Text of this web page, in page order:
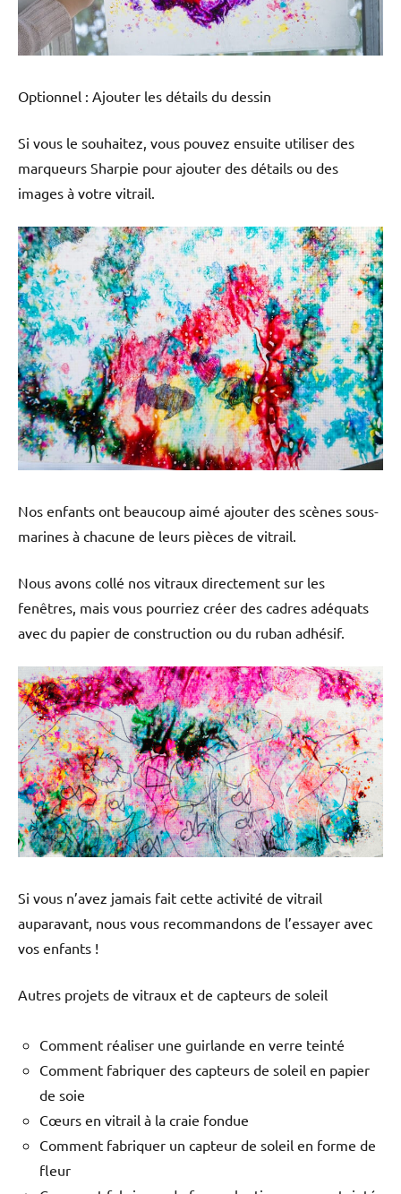
Optionnel : Ajouter les détails du dessin
Si vous le souhaitez, vous pouvez ensuite utiliser des
marqueurs Sharpie pour ajouter des détails ou des
images à votre vitrail.
Nos enfants ont beaucoup aimé ajouter des scènes sous-
marines à chacune de leurs pièces de vitrail.
Nous avons collé nos vitraux directement sur les
fenêtres, mais vous pourriez créer des cadres adéquats
avec du papier de construction ou du ruban adhésif.
Si vous n’avez jamais fait cette activité de vitrail
auparavant, nous vous recommandons de l’essayer avec
vos enfants !
Autres projets de vitraux et de capteurs de soleil
Comment réaliser une guirlande en verre teinté
Comment fabriquer des capteurs de soleil en papier
de soie
Cœurs en vitrail à la craie fondue
Comment fabriquer un capteur de soleil en forme de
fleur